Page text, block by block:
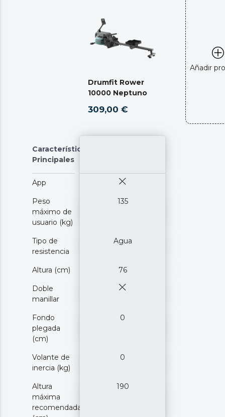
Drumfit Rower
10000 Neptuno
309,00 €
Añadir
Características
Principales
App
Peso
máximo de
usuario (kg)
135
Tipo de
resistencia
Agua
Altura (cm) 76
Doble
manillar
Fondo
plegada
(cm)
0
Volante de
inercia (kg)
0
Altura
máxima
recomendada
190